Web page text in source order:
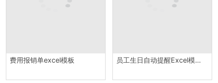
费用报销单excel模板 员工生日自动提醒Excel模板